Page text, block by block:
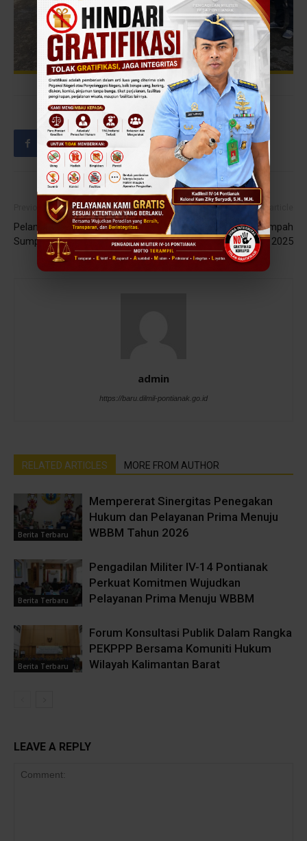
Previous article
Pelantikan dan Pengambilan
Sumpah Jabatan Sekretaris
Next article
Pelaksanaan Upacara Sumpah
Pemuda 28 Oktober 2025
admin
https://baru.dilmil-pontianak.go.id
RELATED ARTICLES MORE FROM AUTHOR
Berita Terbaru
Mempererat Sinergitas Penegakan
Hukum dan Pelayanan Prima Menuju
WBBM Tahun 2026
Berita Terbaru
Pengadilan Militer IV-14 Pontianak
Perkuat Komitmen Wujudkan
Pelayanan Prima Menuju WBBM
Berita Terbaru
Forum Konsultasi Publik Dalam Rangka
PEKPPP Bersama Komuniti Hukum
Wilayah Kalimantan Barat
LEAVE A REPLY